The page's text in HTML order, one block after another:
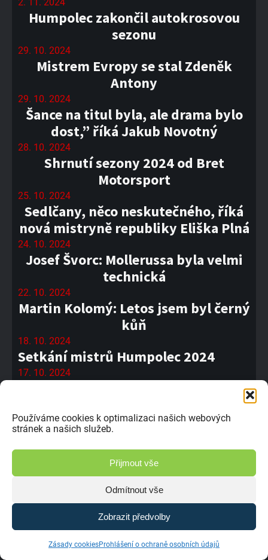
Používáme cookies k optimalizaci našich webových
stránek a našich služeb.
Přijmout vše
Odmítnout vše
Zobrazit předvolby
Zásady cookiesProhlášení o ochraně osobních údajů
2. 11. 2024
Humpolec zakončil autokrosovou
sezonu
29. 10. 2024
Mistrem Evropy se stal Zdeněk
Antony
29. 10. 2024
Šance na titul byla, ale drama bylo
dost,” říká Jakub Novotný
28. 10. 2024
Shrnutí sezony 2024 od Bret
Motorsport
25. 10. 2024
Sedlčany, něco neskutečného, říká
nová mistryně republiky Eliška Plná
24. 10. 2024
Josef Švorc: Mollerussa byla velmi
technická
22. 10. 2024
Martin Kolomý: Letos jsem byl černý
kůň
18. 10. 2024
Setkání mistrů Humpolec 2024
17. 10. 2024
Mistrem České republiky je Petr
Nikodém
15. 10. 2024
Setkání mistrů v Humpolci se blíží
#10 ME Mollerussa 2024
Marcel Dlesk se stal popáté mistrem
České republiky